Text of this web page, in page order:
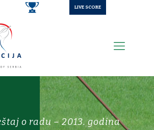
LIVE SCORE
o radu – 2013. godina